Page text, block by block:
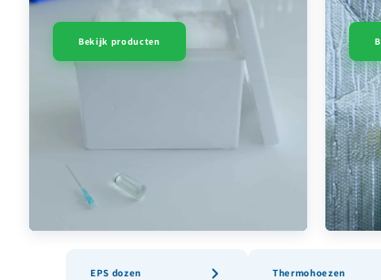
Bekijk producten
EPS dozen Thermohoezen